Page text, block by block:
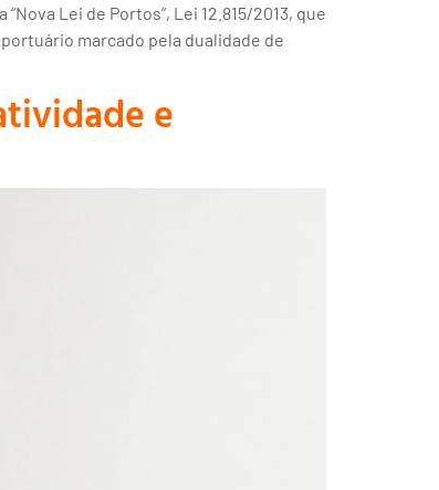
Lei de Portos”, Lei 12.815/2013, que
marcado pela dualidade de
e